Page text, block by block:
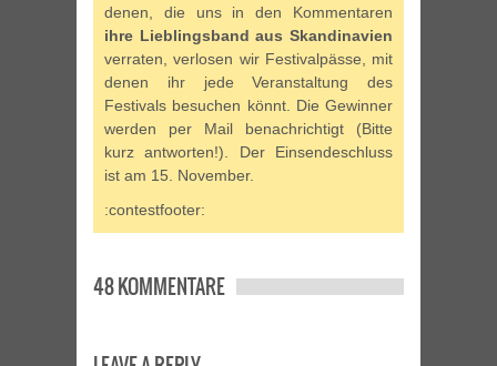
denen, die uns in den Kommentaren
ihre Lieblingsband aus Skandinavien
verraten, verlosen wir Festivalpässe, mit
denen ihr jede Veranstaltung des
Festivals besuchen könnt. Die Gewinner
werden per Mail benachrichtigt (Bitte
kurz antworten!). Der Einsendeschluss
ist am 15. November.
:contestfooter:
48 KOMMENTARE